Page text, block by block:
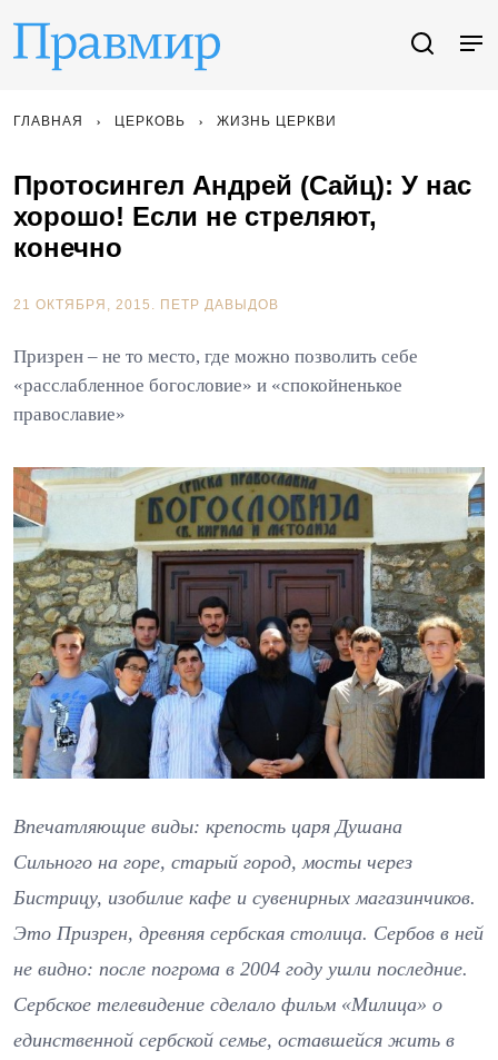
ГЛАВНАЯ ЦЕРКОВЬ ЖИЗНЬ ЦЕРКВИ
Протосингел Андрей (Сайц): У нас
хорошо! Если не стреляют,
конечно
21 ОКТЯБРЯ, 2015. ПЕТР ДАВЫДОВ
Призрен – не то место, где можно позволить себе
«расслабленное богословие» и «спокойненькое
православие»
Впечатляющие виды: крепость царя Душана
Сильного на горе, старый город, мосты через
Бистрицу, изобилие кафе и сувенирных магазинчиков.
Это Призрен, древняя сербская столица. Сербов в ней
не видно: после погрома в 2004 году ушли последние.
Сербское телевидение сделало фильм «Милица» о
единственной сербской семье, оставшейся жить в